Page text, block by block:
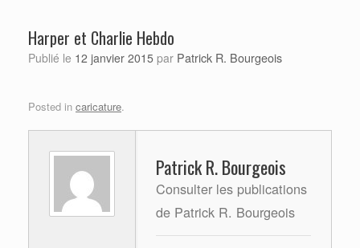
Harper et Charlie Hebdo
Publié le 12 janvier 2015 par Patrick R. Bourgeois
Posted in caricature.
Patrick R. Bourgeois
Consulter les publications
de Patrick R. Bourgeois